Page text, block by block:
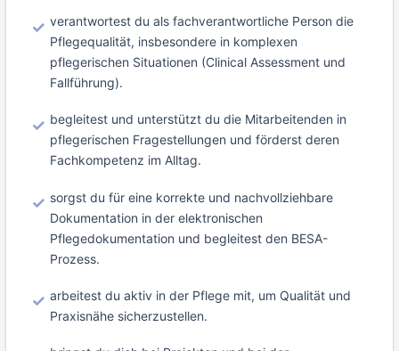
verantwortest du als fachverantwortliche Person die
Pflegequalität, insbesondere in komplexen
pflegerischen Situationen (Clinical Assessment und
Fallführung).
begleitest und unterstützt du die Mitarbeitenden in
pflegerischen Fragestellungen und förderst deren
Fachkompetenz im Alltag.
sorgst du für eine korrekte und nachvollziehbare
Dokumentation in der elektronischen
Pflegedokumentation und begleitest den BESA-
Prozess.
arbeitest du aktiv in der Pflege mit, um Qualität und
Praxisnähe sicherzustellen.